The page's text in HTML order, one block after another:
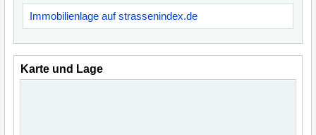
Immobilienlage auf strassenindex.de
Karte und Lage